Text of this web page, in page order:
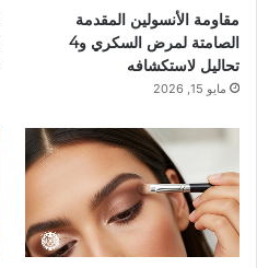
مقاومة الأنسولين المقدمة
الصامتة لمرض السكري و4
تحاليل لاستكشافه
مايو 15, 2026